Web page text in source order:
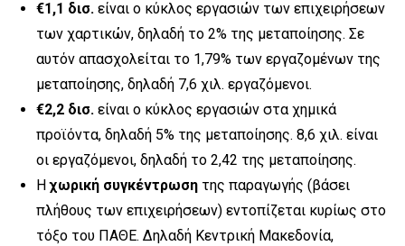
€1,1 δισ. είναι ο κύκλος εργασιών των επιχειρήσεων
των χαρτικών, δηλαδή το 2% της μεταποίησης. Σε
αυτόν απασχολείται το 1,79% των εργαζομένων της
μεταποίησης, δηλαδή 7,6 χιλ. εργαζόμενοι.
€2,2 δισ. είναι ο κύκλος εργασιών στα χημικά
προϊόντα, δηλαδή 5% της μεταποίησης. 8,6 χιλ. είναι
οι εργαζόμενοι, δηλαδή το 2,42 της μεταποίησης.
Ηχωρική συγκέντρωση της παραγωγής (βάσει
πλήθους των επιχειρήσεων) εντοπίζεται κυρίως στο
τόξο του ΠΑΘΕ. Δηλαδή Κεντρική Μακεδονία,